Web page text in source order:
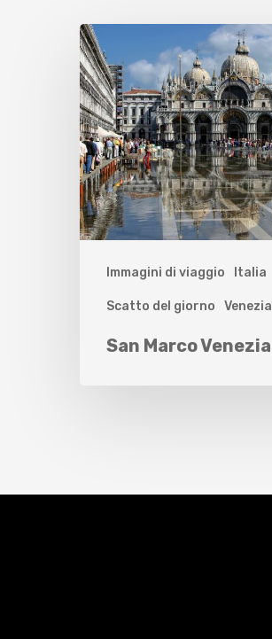
Immagini di viaggio Italia
Scatto del giorno Venezia
San Marco Venezia